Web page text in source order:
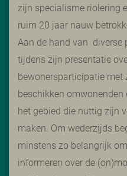
zijn specialisme riolering
ruim 20 jaar nauw
Aan de hand van diverse
tijdens zijn presentatie
bewonersparticipatie met
beschikken
het gebied die nuttig zijn
maken. Om wederzijds
minstens zo belangrijk
informeren over de